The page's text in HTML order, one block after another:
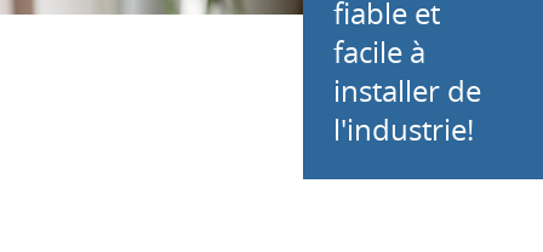
fiable et
facile à
installer de
l'industrie!